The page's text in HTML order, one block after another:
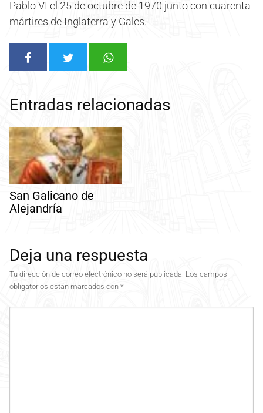
Pablo VI el 25 de octubre de 1970 junto con cuarenta
mártires de Inglaterra y Gales.
Entradas relacionadas
San Galicano de
Alejandría
Deja una respuesta
Tu dirección de correo electrónico no será publicada. Los campos
obligatorios están marcados con *